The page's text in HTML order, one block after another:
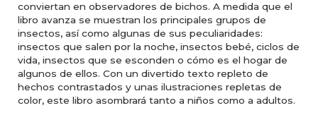
conviertan en observadores de bichos. A medida que el
libro avanza se muestran los principales grupos de
insectos, así como algunas de sus peculiaridades:
insectos que salen por la noche, insectos bebé, ciclos de
vida, insectos que se esconden o cómo es el hogar de
algunos de ellos. Con un divertido texto repleto de
hechos contrastados y unas ilustraciones repletas de
color, este libro asombrará tanto a niños como a adultos.